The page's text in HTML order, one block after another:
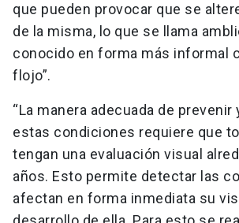
que pueden provocar que se
de la misma, lo que se llama
conocido en forma más informal
flojo”.
“La manera adecuada de
estas condiciones requiere que
tengan una evaluación visual
años. Esto permite detectar las
afectan en forma inmediata su